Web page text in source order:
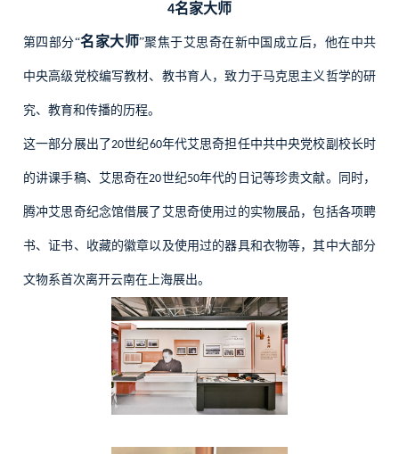
4名家大师
第四部分“名家大师”聚焦于艾思奇在新中国成立后，他在中共
中央高级党校编写教材、教书育人，致力于马克思主义哲学的研
究、教育和传播的历程。
这一部分展出了20世纪60年代艾思奇担任中共中央党校副校长时
的讲课手稿、艾思奇在20世纪50年代的日记等珍贵文献。同时，
腾冲艾思奇纪念馆借展了艾思奇使用过的实物展品，包括各项聘
书、证书、收藏的徽章以及使用过的器具和衣物等，其中大部分
文物系首次离开云南在上海展出。